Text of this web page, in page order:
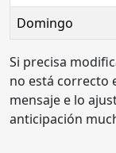
Domingo
Si precisa
no está correcto
mensaje e lo
anticipación